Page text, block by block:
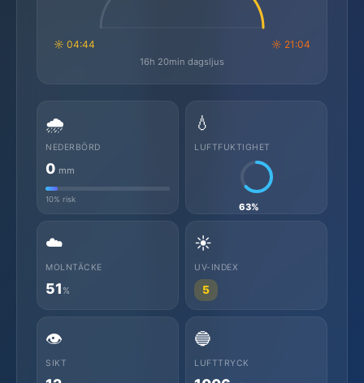
☼ 04:44 ☼ 21:04
16h 20min dagsljus
🌧️
NEDERBÖRD
0 mm
10% risk
💧
LUFTFUKTIGHET
63%
☁️
MOLNTÄCKE
51 %
☀️
UV-INDEX
5
👁️
SIKT
🔵
LUFTTRYCK